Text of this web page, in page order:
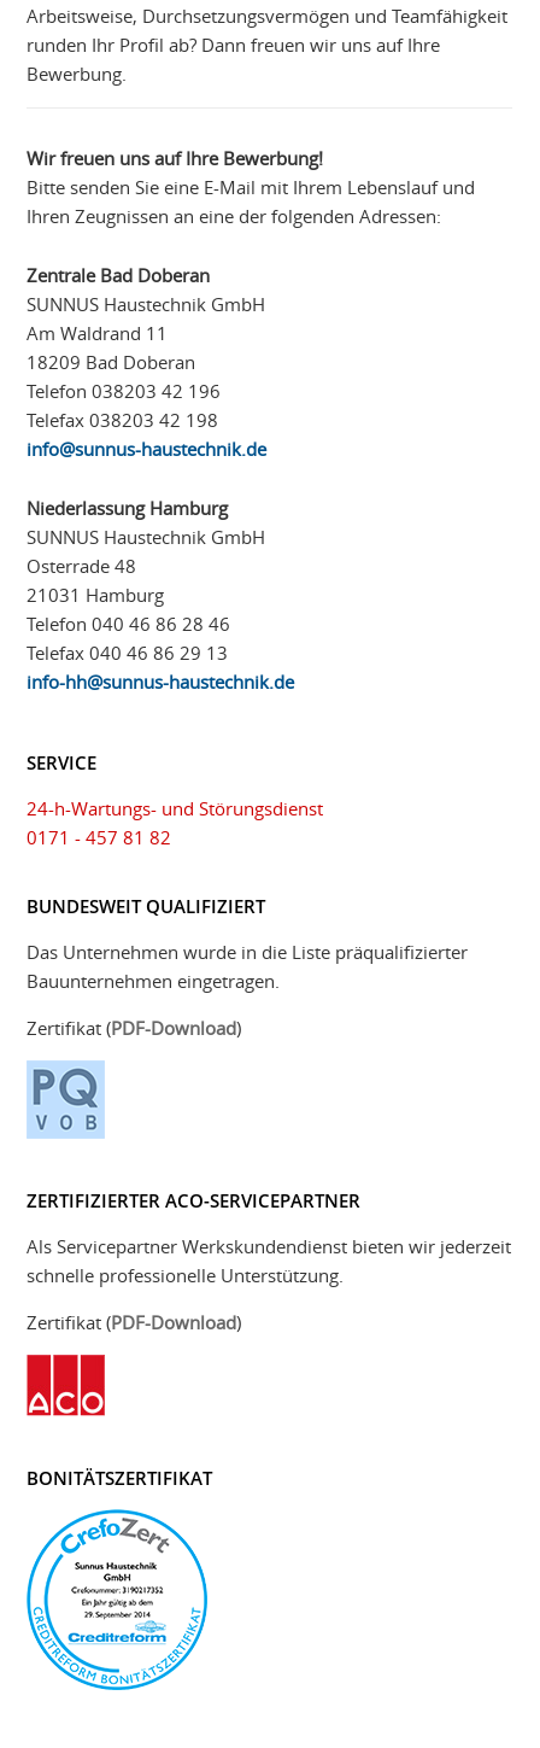
Arbeitsweise, Durchsetzungsvermögen und Teamfähigkeit
runden Ihr Profil ab? Dann freuen wir uns auf Ihre
Bewerbung.
Wir freuen uns auf Ihre Bewerbung!
Bitte senden Sie eine E-Mail mit Ihrem Lebenslauf und
Ihren Zeugnissen an eine der folgenden Adressen:
Zentrale Bad Doberan
SUNNUS Haustechnik GmbH
Am Waldrand 11
18209 Bad Doberan
Telefon 038203 42 196
Telefax 038203 42 198
info@sunnus-haustechnik.de
Niederlassung Hamburg
SUNNUS Haustechnik GmbH
Osterrade 48
21031 Hamburg
Telefon 040 46 86 28 46
Telefax 040 46 86 29 13
info-hh@sunnus-haustechnik.de
SERVICE
24-h-Wartungs- und Störungsdienst
0171 - 457 81 82
BUNDESWEIT QUALIFIZIERT
Das Unternehmen wurde in die Liste präqualifizierter
Bauunternehmen eingetragen.
Zertifikat (PDF-Download)
ZERTIFIZIERTER ACO-SERVICEPARTNER
Als Servicepartner Werkskundendienst bieten wir jederzeit
schnelle professionelle Unterstützung.
Zertifikat (PDF-Download)
BONITÄTSZERTIFIKAT